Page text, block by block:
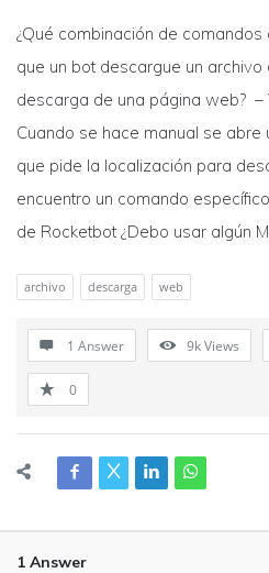
¿Qué combinación de
que un bot descargue un
descarga de una página web? –
Cuando se hace manual se
que pide la localización para
encuentro un comando
de Rocketbot ¿Debo usar algún
archivo descarga web
1 Answer 9kViews
0
1 Answer